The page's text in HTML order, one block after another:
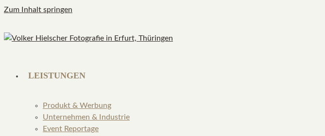
Zum Inhalt springen
LEISTUNGEN
Produkt & Werbung
Unternehmen & Industrie
Event Reportage